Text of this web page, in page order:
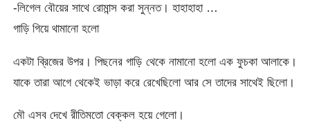
-লিগেল বৌয়ের সাথে রোমান্স করা সুন্নত। হাহাহাহা …
গাড়ি গিয়ে থামানো হলো
একটা ব্রিজের উপর। পিছনের গাড়ি থেকে নামানো হলো এক ফুচকা আলাকে।
যাকে তারা আগে থেকেই ভাড়া করে রেখেছিলো আর সে তাদের সাথেই ছিলো।
মৌ এসব দেখে রীতিমতো বেক্কল হয়ে গেলো।